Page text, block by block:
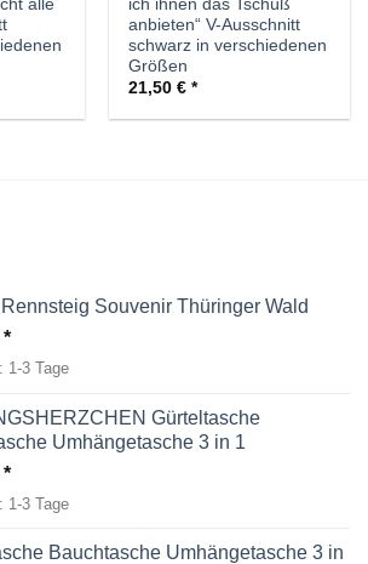
alle
ich ihnen das Tschüß
anbieten“ V-Ausschnitt
schwarz in verschiedenen
Größen
21,50€
Souvenir Thüringer Wald
1-3 Tage
Gürteltasche
Umhängetasche 3 in 1
1-3 Tage
Bauchtasche Umhängetasche 3 in